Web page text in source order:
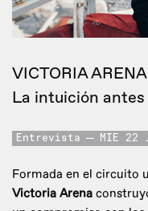
VICTORIA ARENA
La intuición
Entrevista MIE 22
Formada en el circuito
Victoria Arena